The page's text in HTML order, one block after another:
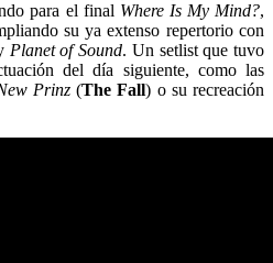
para el final Where Is My Mind?,
su ya extenso repertorio con
Planet of Sound. Un setlist que tuvo
del día siguiente, como las
Prinz (The Fall) o su recreación